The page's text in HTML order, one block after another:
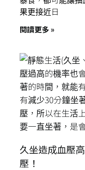
果更接近日
閱讀更多 »
久坐造成血壓
壓！